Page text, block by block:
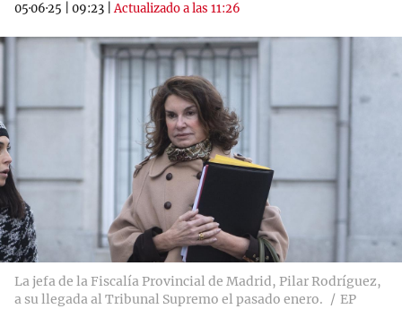
05·06·25
09:23 |Actualizado a las 11:26
La jefa de la Fiscalía Provincial de Madrid, Pilar Rodríguez,
a su llegada al Tribunal Supremo el pasado enero.
EP